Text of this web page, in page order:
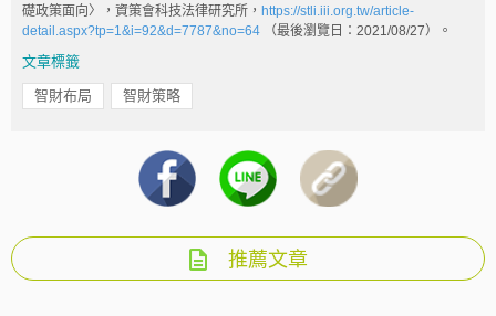
礎政策面向〉，資策會科技法律研究所， https://stli.iii.org.tw/article-
detail.aspx?tp=1&i=92&d=7787&no=64 （最後瀏覽日：2021/08/27）。
文章標籤
智財布局 智財策略
推薦文章